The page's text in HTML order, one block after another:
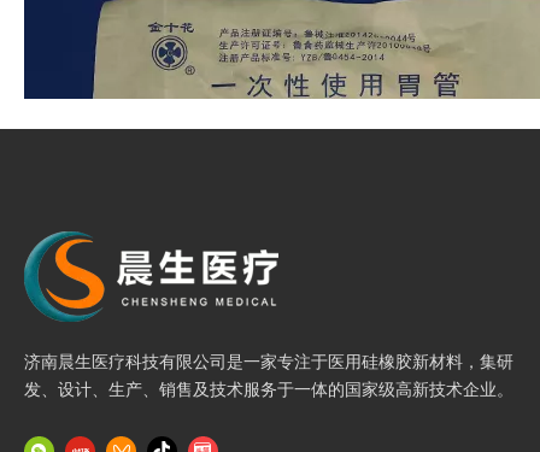
济南晨生医疗科技有限公司是一家专注于医用硅橡胶新材料，集研
发、设计、生产、销售及技术服务于一体的国家级高新技术企业。